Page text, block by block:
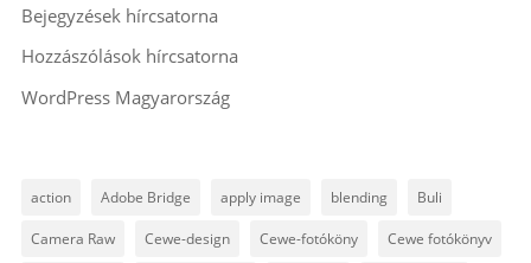
Bejegyzések hírcsatorna
Hozzászólások hírcsatorna
WordPress Magyarország
action Adobe Bridge apply image blending Buli
Camera Raw Cewe-design Cewe-fotóköny Cewe fotókönyv